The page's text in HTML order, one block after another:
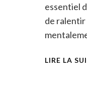
essentiel
de
LIRE LA